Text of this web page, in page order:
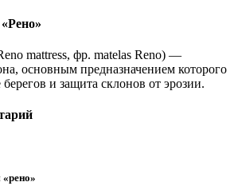
mattress, фр. matelas Reno) —
основным предназначением которого
берегов и защита склонов от эрозии.